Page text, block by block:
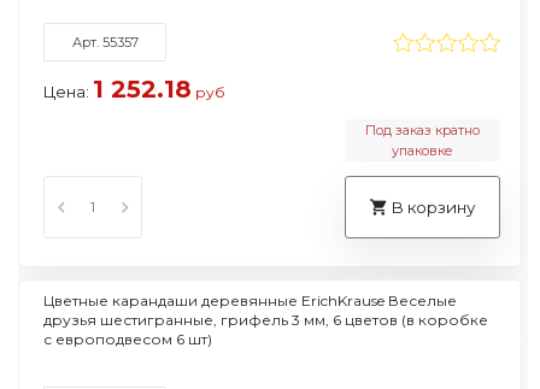
Арт. 55357
Цена: 1 252.18 руб
Под заказ кратно
упаковке
В корзину
Цветные карандаши деревянные ErichKrause Веселые
друзья шестигранные, грифель 3 мм, 6 цветов (в коробке
с европодвесом 6 шт)